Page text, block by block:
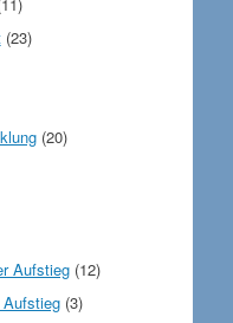
(23)
(20)
Aufstieg(12)
(3)